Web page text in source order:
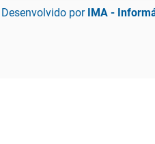
Desenvolvido por IMA -